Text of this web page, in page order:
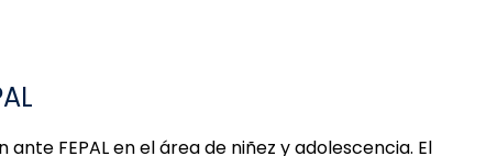
FEPAL en el área de niñez y adolescencia. El